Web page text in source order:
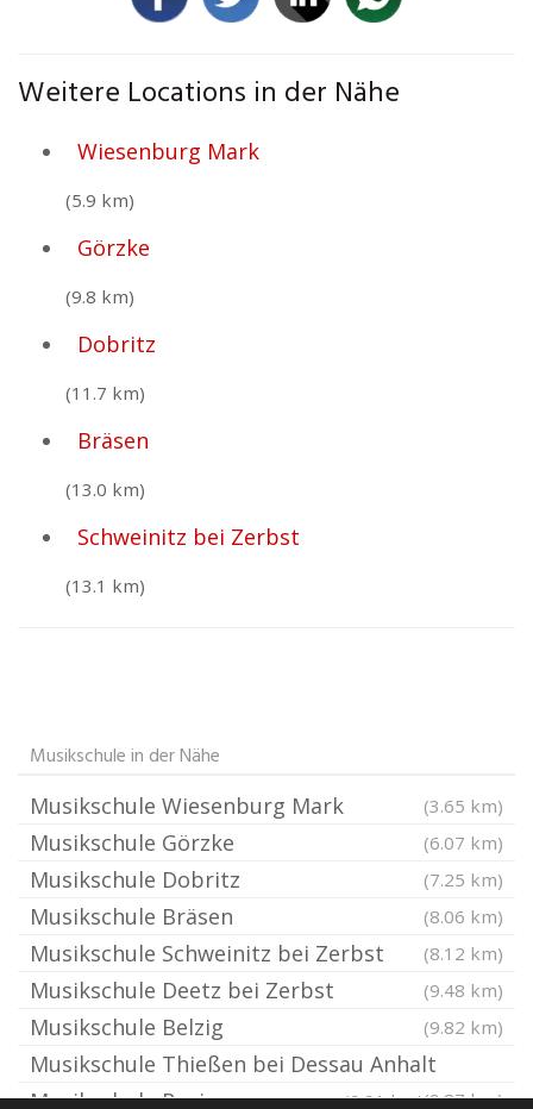
Weitere Locations in der Nähe
Wiesenburg Mark
(5.9 km)
Görzke
(9.8 km)
Dobritz
(11.7 km)
Bräsen
(13.0 km)
Schweinitz bei Zerbst
(13.1 km)
Musikschule in der Nähe
Musikschule Wiesenburg Mark (3.65 km)
Musikschule Görzke (6.07 km)
Musikschule Dobritz (7.25 km)
Musikschule Bräsen (8.06 km)
Musikschule Schweinitz bei Zerbst (8.12 km)
Musikschule Deetz bei Zerbst (9.48 km)
Musikschule Belzig (9.82 km)
Musikschule Thießen bei Dessau Anhalt
(9.87 km)
Musikschule Rosian (9.91 km)